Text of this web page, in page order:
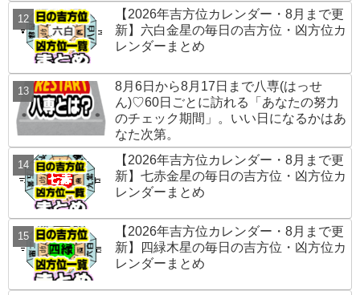
【2026年吉方位カレンダー・8月まで更
新】六白金星の毎日の吉方位・凶方位カ
レンダーまとめ
8月6日から8月17日まで八専(はっせ
ん)♡60日ごとに訪れる「あなたの努力
のチェック期間」。いい日になるかはあ
なた次第。
【2026年吉方位カレンダー・8月まで更
新】七赤金星の毎日の吉方位・凶方位カ
レンダーまとめ
【2026年吉方位カレンダー・8月まで更
新】四緑木星の毎日の吉方位・凶方位カ
レンダーまとめ